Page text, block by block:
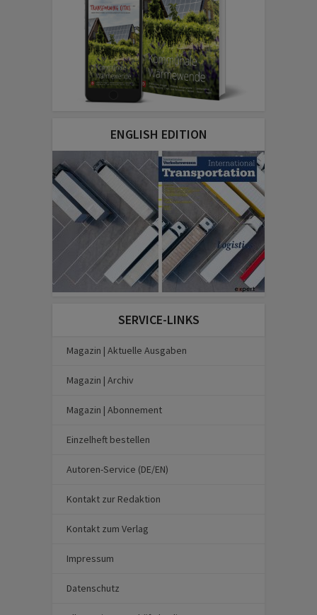
ENGLISH EDITION
SERVICE-LINKS
Magazin | Aktuelle Ausgaben
Magazin | Archiv
Magazin | Abonnement
Einzelheft bestellen
Autoren-Service (DE/EN)
Kontakt zur Redaktion
Kontakt zum Verlag
Impressum
Datenschutz